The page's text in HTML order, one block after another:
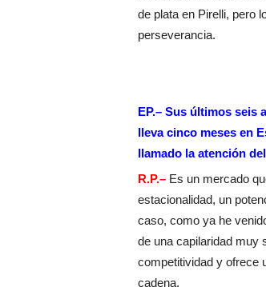
de plata en Pirelli, pero
perseverancia.
EP.– Sus últimos seis
lleva cinco meses en
llamado la atención
R.P.– Es un mercado
estacionalidad, un
caso, como ya he
de una capilaridad muy
competitividad y ofrece
cadena.